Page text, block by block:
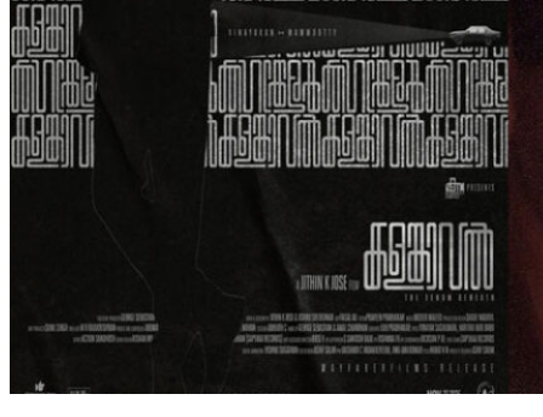
മമ്മൂട്ടി, വിനായകൻ എന്നിവരെ കേന്ദ്ര കഥാപാത്രങ്ങളാക്കി